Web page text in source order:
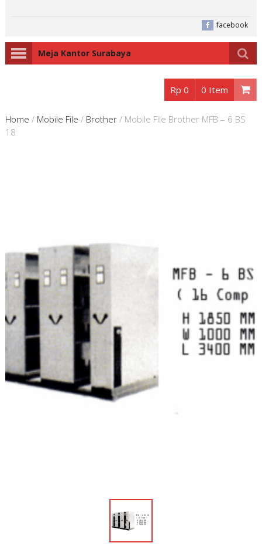
facebook
Meja Kantor Surabaya
Rp 0 0 Item
Home / Mobile File / Brother/ Mobile File Brother MFB – 6 BS
18